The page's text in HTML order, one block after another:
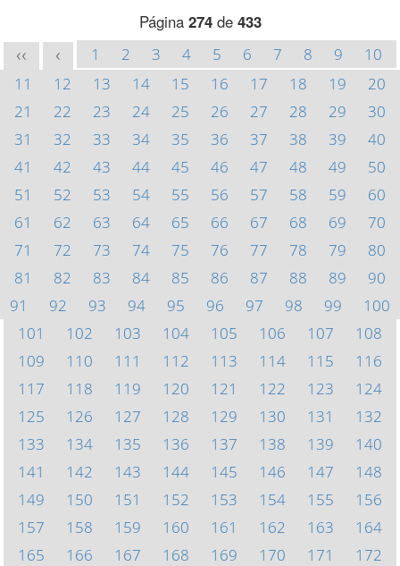
Página 274de 433
<< < 1 2 3 4 5 6 7 8 9
10
11
12 13 14 15 16 17 18 19
20
21
22 23 24 25 26 27 28 29
30
31
32 33 34 35 36 37 38 39
40
41
42 43 44 45 46 47 48 49
50
51
52 53 54 55 56 57 58 59
60
61
62 63 64 65 66 67 68 69
70
71
72 73 74 75 76 77 78 79
80
81
82 83 84 85 86 87 88 89
90
91
92 93 94 95 96 97 98 99
100
101
102 103 104 105 106 107
108
109
110 111 112 113 114 115
116
117
118 119 120 121 122 123
124
125
126 127 128 129 130 131
132
133
134 135 136 137 138 139
140
141
142 143 144 145 146 147
148
149
150 151 152 153 154 155
156
157
158 159 160 161 162 163
164
165
166 167 168 169 170 171
172